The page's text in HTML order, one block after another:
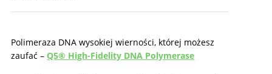
Polimeraza DNA wysokiej wierności, której możesz
zaufać –Q5® High-Fidelity DNA Polymerase